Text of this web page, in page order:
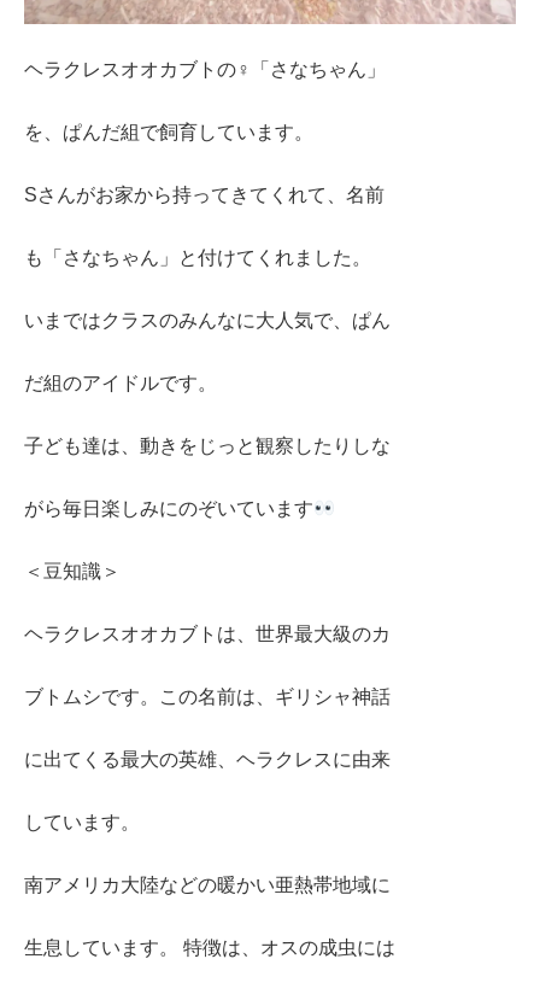
ヘラクレスオオカブトの♀「さなちゃん」
を、ぱんだ組で飼育しています。
Sさんがお家から持ってきてくれて、名前
も「さなちゃん」と付けてくれました。
いまではクラスのみんなに大人気で、ぱん
だ組のアイドルです。
子ども達は、動きをじっと観察したりしな
がら毎日楽しみにのぞいています
＜豆知識＞
ヘラクレスオオカブトは、世界最大級のカ
ブトムシです。この名前は、ギリシャ神話
に出てくる最大の英雄、ヘラクレスに由来
しています。
南アメリカ大陸などの暖かい亜熱帯地域に
生息しています。 特徴は、オスの成虫には